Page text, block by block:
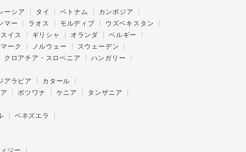
ーシア タイ ベトナム
カンボジア
マー ラオス モルディブ
ウズベキスタン
スイス ギリシャ オランダ
ベルギー
ーク ノルウェー
スウェーデン
クロアチア・スロベニア
ハンガリー
アラビア
カタール
ボツワナ ケニア
タンザニア
ベネズエラ
ジー